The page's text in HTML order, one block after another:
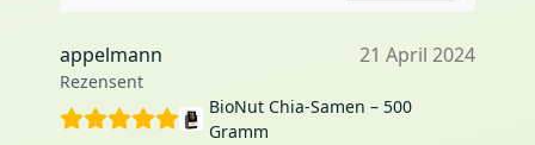
appelmann
Rezensent
21 April 2024
BioNut Chia-Samen – 500
Gramm